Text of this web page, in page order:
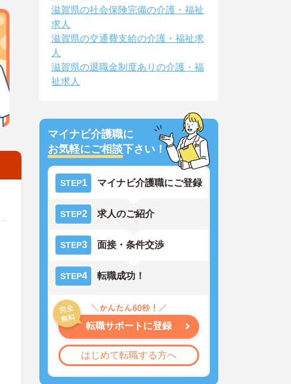
滋賀県の社会保険完備の介護・福祉
求人
滋賀県の交通費支給の介護・福祉求
人
滋賀県の退職金制度ありの介護・福
祉求人
マイナビ介護職に
お気軽にご相談下さい！
STEP1 マイナビ介護職にご登録
STEP2 求人のご紹介
STEP3 面接・条件交渉
STEP4 転職成功！
転職サポートに登録
はじめて転職する方へ